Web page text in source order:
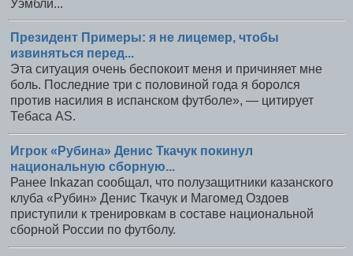
Уэмбли...
Президент Примеры: я не лицемер, чтобы
извиняться перед...
Эта ситуация очень беспокоит меня и причиняет мне
боль. Последние три с половиной года я боролся
против насилия в испанском футболе», — цитирует
Тебаса AS.
Игрок «Рубина» Денис Ткачук покинул
национальную сборную...
Ранее Inkazan сообщал, что полузащитники казанского
клуба «Рубин» Денис Ткачук и Магомед Оздоев
приступили к тренировкам в составе национальной
сборной России по футболу.